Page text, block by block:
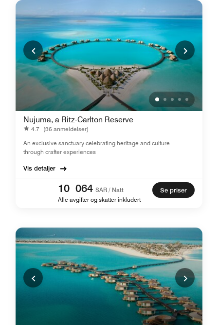
Nujuma, a Ritz-Carlton Reserve
4.7 (36 anmeldelser)
An exclusive sanctuary celebrating heritage and culture
through crafter experiences
Vis detaljer
10 064 SAR / Natt
Alle avgifter og skatter inkludert
Se priser